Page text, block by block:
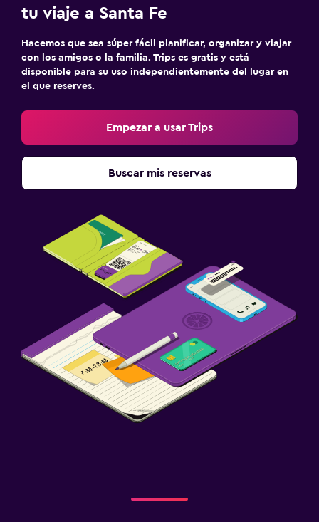
tu viaje a Santa Fe
Hacemos que sea súper fácil planificar, organizar y viajar
con los amigos o la familia. Trips es gratis y está
disponible para su uso independientemente del lugar en
el que reserves.
Empezar a usar Trips
Buscar mis reservas